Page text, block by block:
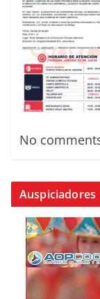
No
Auspiciadores